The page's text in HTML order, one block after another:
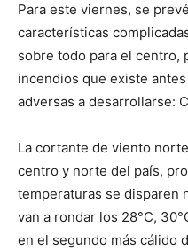
Para este viernes, se
características
sobre todo para el centro,
incendios que existe
adversas a desarrollarse:
La cortante de viento
centro y norte del país,
temperaturas se disparen
van a rondar los 28°C,
en el segundo más cálido